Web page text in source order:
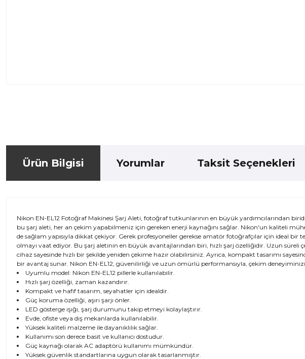
Ürün Bilgisi Yorumlar Taksit Seçenekleri
Nikon EN-EL12 Fotoğraf Makinesi Şarj Aleti, fotoğraf tutkunlarının en büyük yardımcılarından
bu şarj aleti, her an çekim yapabilmeniz için gereken enerji kaynağını sağlar. Nikon'un kaliteli
de sağlam yapısıyla dikkat çekiyor. Gerek profesyoneller gerekse amatör fotoğrafçılar için ideal bir
olmayı vaat ediyor. Bu şarj aletinin en büyük avantajlarından biri, hızlı şarj özelliğidir. Uzun süreli
cihaz sayesinde hızlı bir şekilde yeniden çekime hazır olabilirsiniz. Ayrıca, kompakt tasarımı
bir avantaj sunar. Nikon EN-EL12, güvenilirliği ve uzun ömürlü performansıyla, çekim
Uyumlu model: Nikon EN-EL12 pillerle kullanılabilir.
Hızlı şarj özelliği, zaman kazandırır.
Kompakt ve hafif tasarım, seyahatler için idealdir.
Güç koruma özelliği, aşırı şarjı önler.
LED gösterge ışığı, şarj durumunu takip etmeyi kolaylaştırır.
Evde, ofiste veya dış mekanlarda kullanılabilir.
Yüksek kaliteli malzeme ile dayanıklılık sağlar.
Kullanımı son derece basit ve kullanıcı dostudur.
Güç kaynağı olarak AC adaptörü kullanımı mümkündür.
Yüksek güvenlik standartlarına uygun olarak tasarlanmıştır.